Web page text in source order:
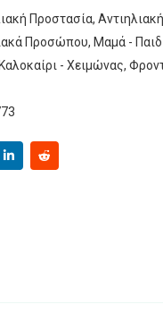
Προστασία, Αντιηλιακή
Προσώπου, Μαμά -
Καλοκαίρι - Χειμώνας,